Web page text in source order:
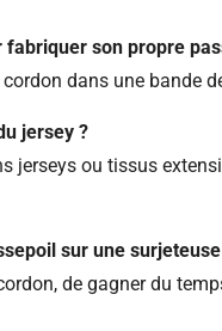
fabriquer son propre
dans une bande
jersey ?
jerseys ou tissus
sur une
de gagner du